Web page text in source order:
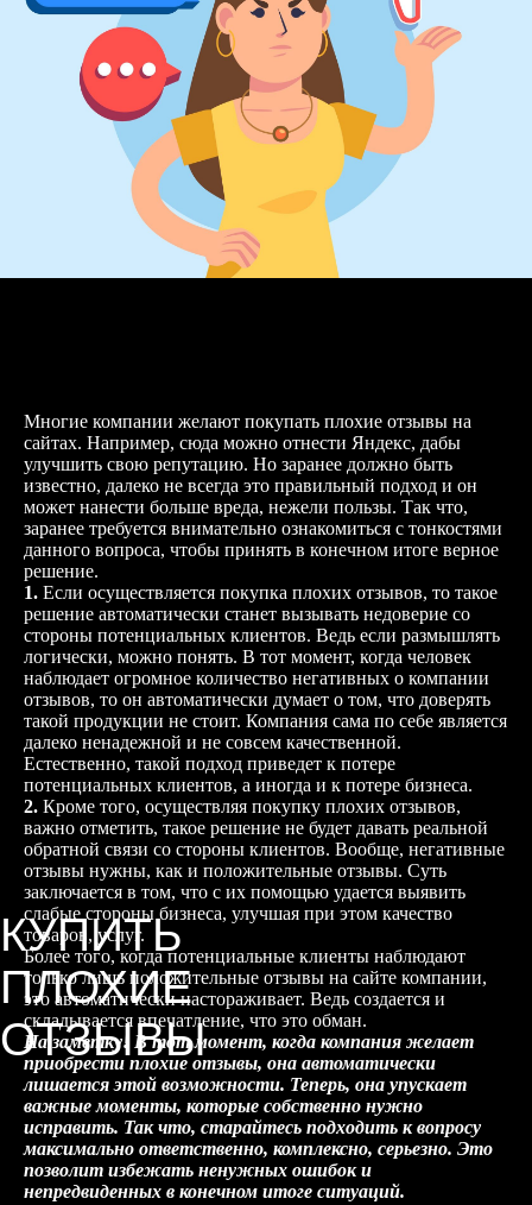
КУПИТЬ
ПЛОХИЕ
ОТЗЫВЫ
Многие компании желают покупать плохие отзывы на
сайтах. Например, сюда можно отнести Яндекс, дабы
улучшить свою репутацию. Но заранее должно быть
известно, далеко не всегда это правильный подход и он
может нанести больше вреда, нежели пользы. Так что,
заранее требуется внимательно ознакомиться с тонкостями
данного вопроса, чтобы принять в конечном итоге верное
решение.
1. Если осуществляется покупка плохих отзывов, то такое
решение автоматически станет вызывать недоверие со
стороны потенциальных клиентов. Ведь если размышлять
логически, можно понять. В тот момент, когда человек
наблюдает огромное количество негативных о компании
отзывов, то он автоматически думает о том, что доверять
такой продукции не стоит. Компания сама по себе является
далеко ненадежной и не совсем качественной.
Естественно, такой подход приведет к потере
потенциальных клиентов, а иногда и к потере бизнеса.
2. Кроме того, осуществляя покупку плохих отзывов,
важно отметить, такое решение не будет давать реальной
обратной связи со стороны клиентов. Вообще, негативные
отзывы нужны, как и положительные отзывы. Суть
заключается в том, что с их помощью удается выявить
слабые стороны бизнеса, улучшая при этом качество
товаров, услуг.
Более того, когда потенциальные клиенты наблюдают
только лишь положительные отзывы на сайте компании,
это автоматически настораживает. Ведь создается и
складывается впечатление, что это обман.
На заметку! В тот момент, когда компания желает
приобрести плохие отзывы, она автоматически
лишается этой возможности. Теперь, она упускает
важные моменты, которые собственно нужно
исправить. Так что, старайтесь подходить к вопросу
максимально ответственно, комплексно, серьезно. Это
позволит избежать ненужных ошибок и
непредвиденных в конечном итоге ситуаций.